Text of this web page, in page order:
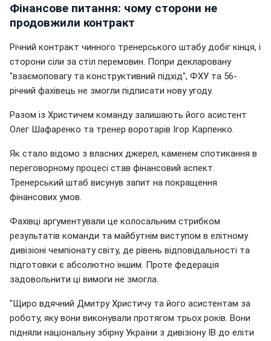
Фінансове питання: чому сторони не
продовжили контракт
Річний контракт чинного тренерського штабу добіг кінця, і
сторони сіли за стіл перемовин. Попри декларовану
"взаємоповагу та конструктивний підхід", ФХУ та 56-
річний фахівець не змогли підписати нову угоду.
Разом із Христичем команду залишають його асистент
Олег Шафаренко та тренер воротарів Ігор Карпенко.
Як стало відомо з власних джерел, каменем спотикання в
переговорному процесі став фінансовий аспект.
Тренерський штаб висунув запит на покращення
фінансових умов.
Фахівці аргументували це колосальним стрибком
результатів команди та майбутнім виступом в елітному
дивізіоні чемпіонату світу, де рівень відповідальності та
підготовки є абсолютно іншим. Проте федерація
задовольнити ці вимоги не змогла.
"Щиро вдячний Дмитру Христичу та його асистентам за
роботу, яку вони виконували протягом трьох років. Вони
підняли національну збірну України з дивізіону IB до еліти